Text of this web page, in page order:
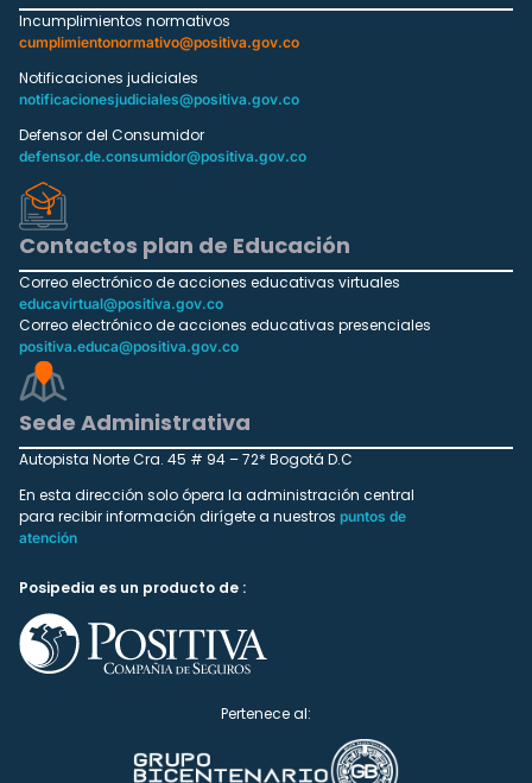
Incumplimientos normativos
cumplimientonormativo@positiva.gov.co
Notificaciones judiciales
notificacionesjudiciales@positiva.gov.co
Defensor del Consumidor
defensor.de.consumidor@positiva.gov.co
Contactos plan de Educación
Correo electrónico de acciones educativas virtuales
educavirtual@positiva.gov.co
Correo electrónico de acciones educativas presenciales
positiva.educa@positiva.gov.co
Sede Administrativa
Autopista Norte Cra. 45 # 94 – 72* Bogotá D.C
En esta dirección solo ópera la administración central
para recibir información dirígete a nuestros puntos de
atención
Posipedia es un producto de :
Pertenece al: